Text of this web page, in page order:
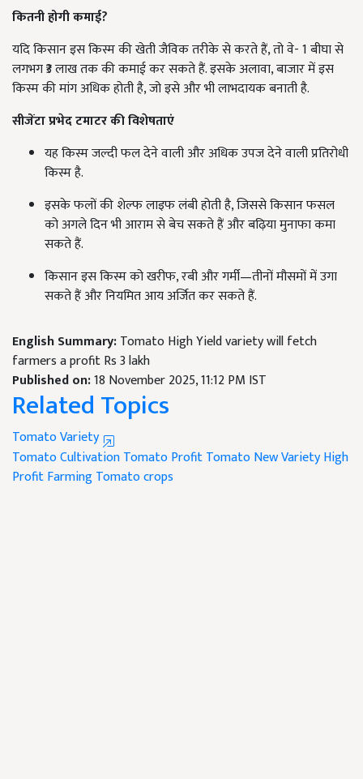
कितनी होगी कमाई?
यदि किसान इस किस्म की खेती जैविक तरीके से करते हैं, तो वे- 1 बीघा से
लगभग ₹3 लाख तक की कमाई कर सकते हैं. इसके अलावा, बाजार में इस
किस्म की मांग अधिक होती है, जो इसे और भी लाभदायक बनाती है.
सीजेंटा प्रभेद टमाटर की विशेषताएं
यह किस्म जल्दी फल देने वाली और अधिक उपज देने वाली प्रतिरोधी
किस्म है.
इसके फलों की शेल्फ लाइफ लंबी होती है, जिससे किसान फसल
को अगले दिन भी आराम से बेच सकते हैं और बढ़िया मुनाफा कमा
सकते हैं.
किसान इस किस्म को खरीफ, रबी और गर्मी—तीनों मौसमों में उगा
सकते हैं और नियमित आय अर्जित कर सकते हैं.
English Summary:Tomato High Yield variety will fetch
farmers a profit Rs 3 lakh
Published on:18 November 2025, 11:12 PM IST
Related Topics
Tomato Variety
Tomato CultivationTomato ProfitTomato New VarietyHigh
Profit FarmingTomato crops